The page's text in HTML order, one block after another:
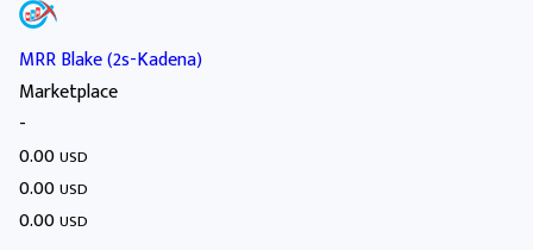
MRR Blake (2s-Kadena)
Marketplace
-
0.00USD
0.00USD
0.00USD